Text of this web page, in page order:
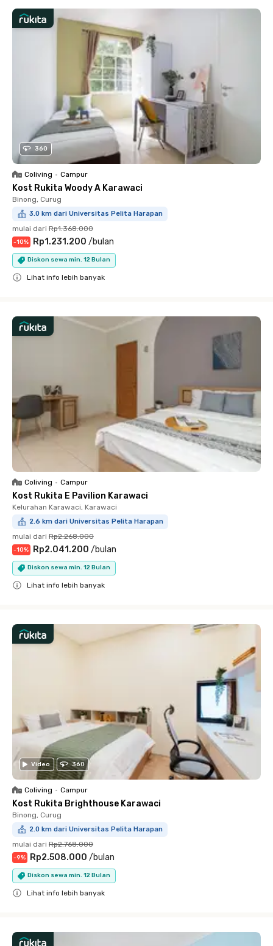
360
Coliving • Campur
Kost Rukita Woody A Karawaci
Binong, Curug
3.0 km dari Universitas Pelita Harapan
mulai dari Rp1.368.000
-10% Rp1.231.200 /bulan
Diskon sewa min. 12 Bulan
Lihat info lebih banyak
Coliving • Campur
Kost Rukita E Pavilion Karawaci
Kelurahan Karawaci, Karawaci
2.6 km dari Universitas Pelita Harapan
mulai dari Rp2.268.000
-10% Rp2.041.200 /bulan
Diskon sewa min. 12 Bulan
Lihat info lebih banyak
Video 360
Coliving • Campur
Kost Rukita Brighthouse Karawaci
Binong, Curug
2.0 km dari Universitas Pelita Harapan
mulai dari Rp2.768.000
-9% Rp2.508.000 /bulan
Diskon sewa min. 12 Bulan
Lihat info lebih banyak